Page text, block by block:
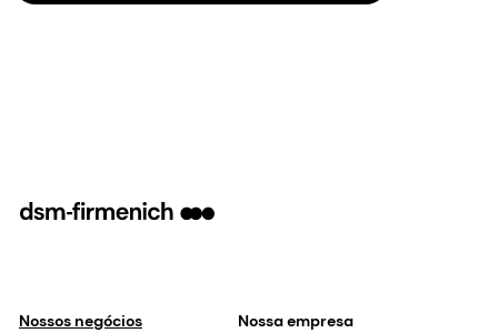
Nossos negócios Nossa empresa